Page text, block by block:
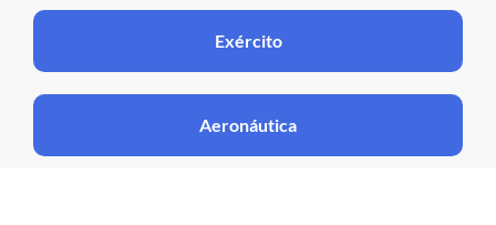
Exército
Aeronáutica